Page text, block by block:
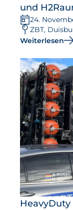
und
24.
ZBT,
Weiterlesen
HeavyDuty